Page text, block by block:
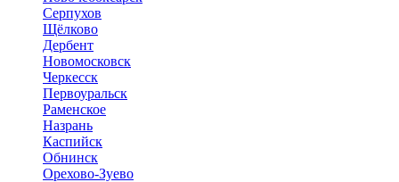
Серпухов
Щёлково
Дербент
Новомосковск
Черкесск
Первоуральск
Раменское
Назрань
Каспийск
Обнинск
Орехово-Зуево